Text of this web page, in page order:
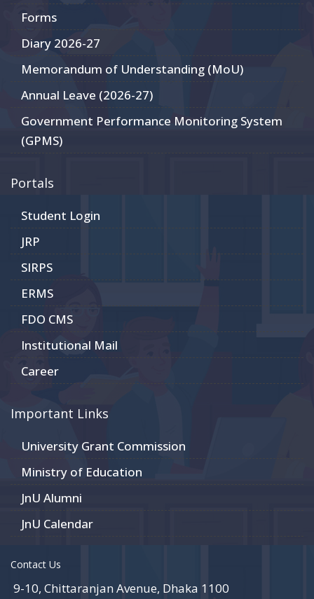
Forms
Diary 2026-27
Memorandum of Understanding (MoU)
Annual Leave (2026-27)
Government Performance Monitoring System
(GPMS)
Portals
Student Login
JRP
SIRPS
ERMS
FDO CMS
Institutional Mail
Career
Important Links
University Grant Commission
Ministry of Education
JnU Alumni
JnU Calendar
Contact Us
9-10, Chittaranjan Avenue, Dhaka 1100